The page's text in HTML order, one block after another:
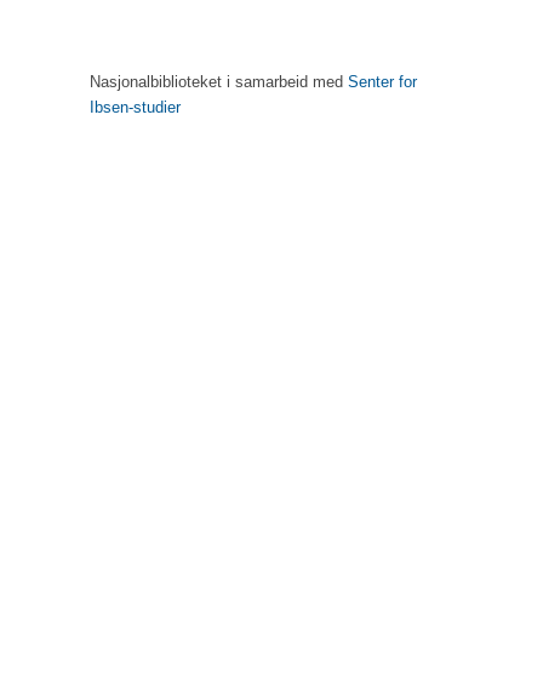
Nasjonalbiblioteket i samarbeid med Senter for
Ibsen-studier